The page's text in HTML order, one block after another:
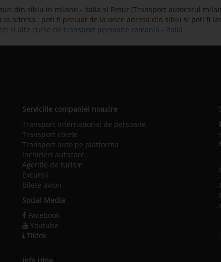
din sibiu in milano - italia si Retur (Transport autocarul
la adresa : poti fi preluat de la orice adresa din sibiu si poti fi
si alte curse de transport persoane romania - italia
Serviciile companiei noastre
Transport international de persoane
Transport colete
Transport auto pe platforma
Inchirieri autocare
Agentie de turism
Excursii
Bilete avion
Social Media
Facebook
Youtube
Tiktok